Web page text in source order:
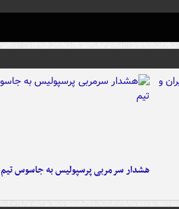
هشدار سرمربی پرسپولیس به جاسوس تیم